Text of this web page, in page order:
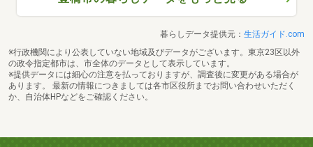
暮らしデータ提供元： 生活ガイド.com
※行政機関により公表していない地域及びデータがございます。東京23区以外
の政令指定都市は、市全体のデータとして表示しています。
※提供データには細心の注意を払っておりますが、調査後に変更がある場合が
あります。 最新の情報につきましては各市区役所までお問い合わせいただく
か、自治体HPなどをご確認ください。